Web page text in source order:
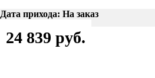
Дата прихода: На заказ
24 839 руб.